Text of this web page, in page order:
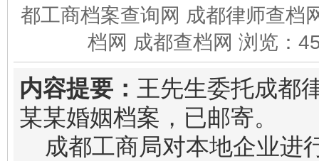
都工商档案查询网 成都律师查档
档网 成都查档网 浏览：
内容提要： 王先生委托成都
某某婚姻档案，已邮寄。
成都工商局对本地企业进